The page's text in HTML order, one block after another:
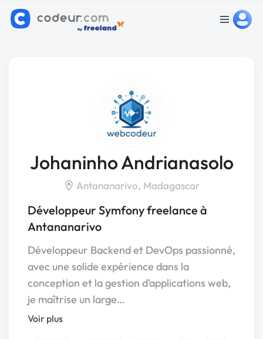
Johaninho Andrianasolo
Antananarivo, Madagascar
Développeur Symfony freelance à
Antananarivo
Développeur Backend et DevOps passionné,
avec une solide expérience dans la
conception et la gestion d’applications web,
je maîtrise un large…
Voir plus